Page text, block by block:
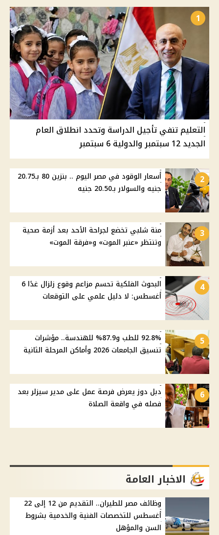
1
التعليم تنفي تأجيل الدراسة وتحدد انطلاق العام
الجديد 12 سبتمبر والدولية 6 سبتمبر
2
أسعار الوقود في مصر اليوم .. بنزين 80 بـ20.75
جنيه والسولار بـ20.50 جنيه
3
منة شلبي تخضع لجراحة الأحد بعد أزمة صحية
وتنتظر «عنبر الموت» و«فرقة الموت»
4
البحوث الفلكية تحسم مزاعم وقوع زلزال غدًا 6
أغسطس: لا دليل علمي على التوقعات
5
92.8% للطب و87.9% للهندسة.. مؤشرات
تنسيق الجامعات 2026 وأماكن المرحلة الثانية
6
دبل دوز يعرض فرصة عمل على مدير سيزلر بعد
فصله في واقعة الصلاة
الاخبار العامة
وظائف مصر للطيران.. التقديم من 12 إلى 22
أغسطس للتخصصات الفنية والخدمية بشروط
السن والمؤهل